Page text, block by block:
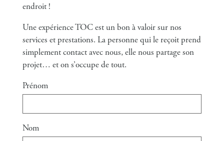
endroit !
Une expérience TOC est un bon à valoir sur nos
services et prestations. La personne qui le reçoit prend
simplement contact avec nous, elle nous partage son
projet… et on s’occupe de tout.
Prénom
Nom